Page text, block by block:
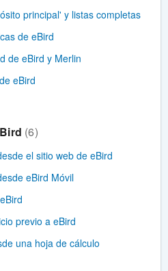
principal' y listas completas
de eBird
de eBird y Merlin
eBird
6
el sitio web de eBird
eBird Móvil
previo a eBird
una hoja de cálculo